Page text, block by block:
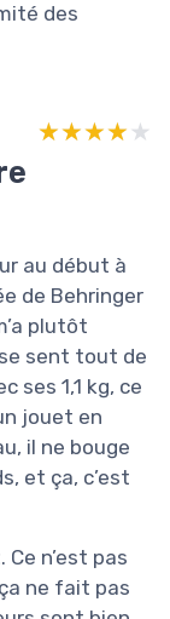
des
★★★★★
★★★★★
au début à
de Behringer
plutôt
sent tout de
ses 1,1 kg, ce
jouet en
il ne bouge
et ça, c’est
. Ce n’est pas
ne fait pas